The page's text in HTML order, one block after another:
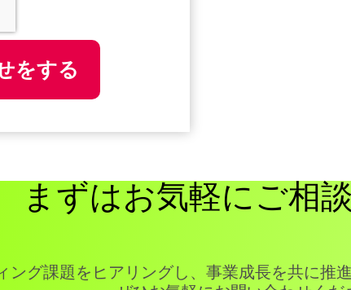
まずはお気軽にご相
ング課題をヒアリングし、事業成長を共に推